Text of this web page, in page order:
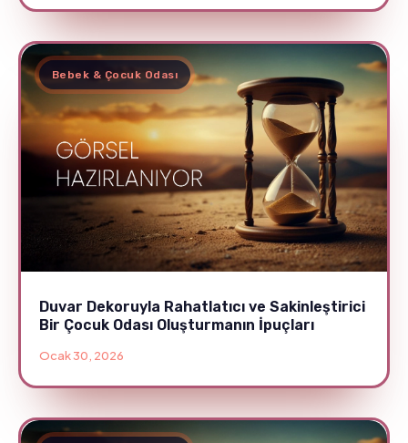
Bebek & Çocuk Odası
Duvar Dekoruyla Rahatlatıcı ve Sakinleştirici
Bir Çocuk Odası Oluşturmanın İpuçları
Ocak 30, 2026